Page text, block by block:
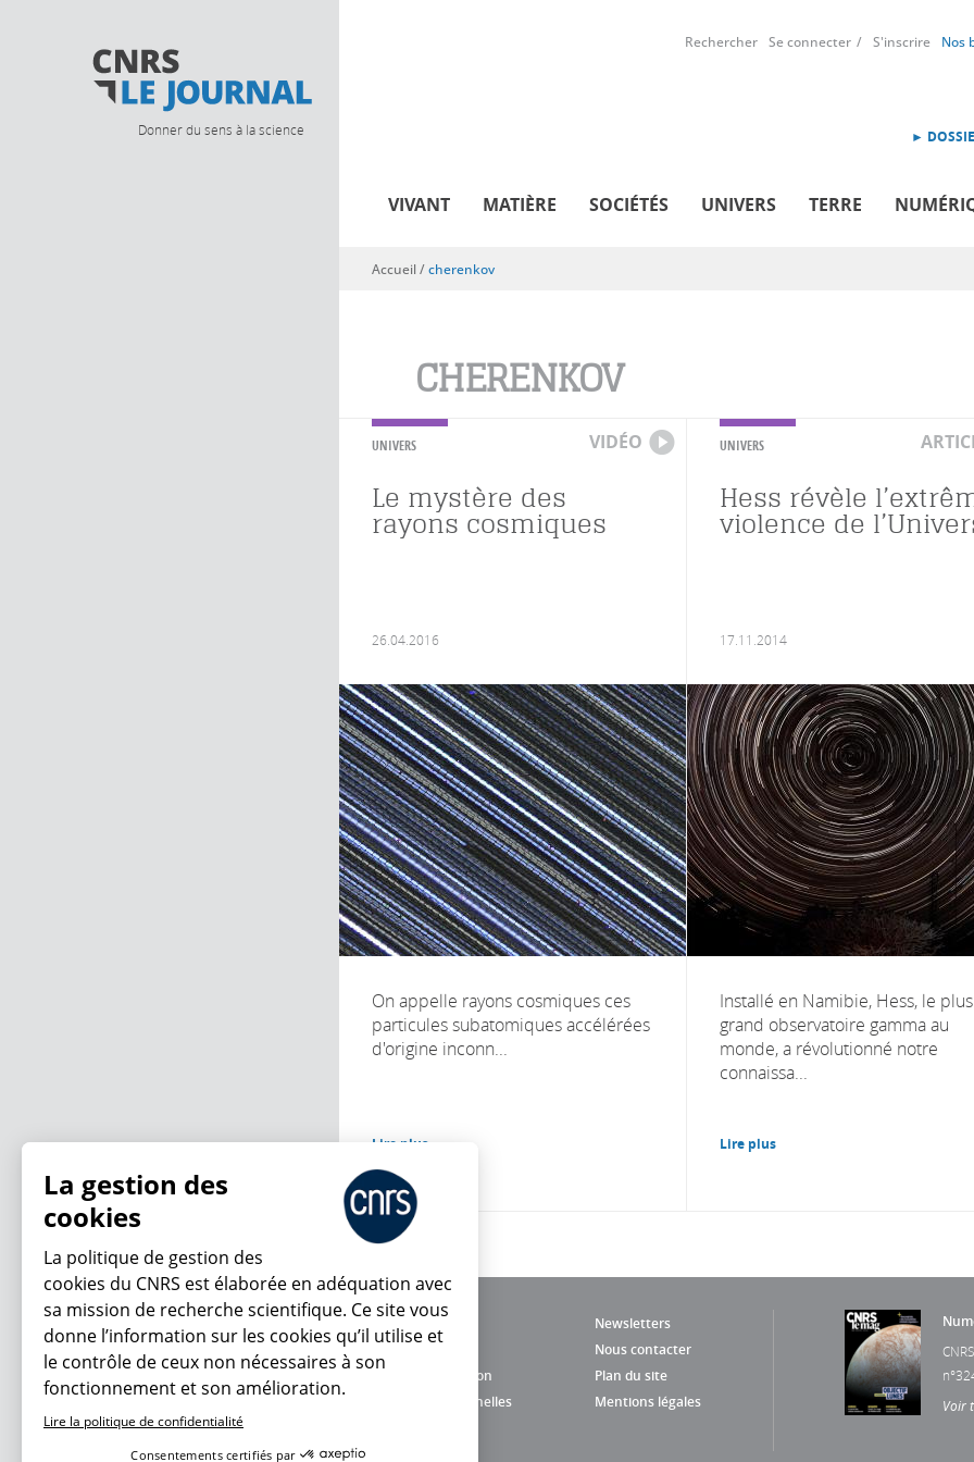
Donner du sens à la science
Rechercher Se connecter S'inscrire Nos
►
VIVANT MATIÈRE SOCIÉTÉS UNIVERS TERRE
Vous êtes ici
Accueil/cherenkov
CHERENKOV
UNIVERS VIDÉO
Le mystère des
rayons cosmiques
26.04.2016
On appelle rayons cosmiques ces
particules subatomiques accélérées
d'origine inconn...
Lire plus
UNIVERS
Hess révèle
violence de
17.11.2014
Installé en Namibie, Hess, le plus
grand observatoire gamma au
monde, a révolutionné notre
connaissa...
Lire plus
Newsletters
Nous contacter
Charte d'utilisation
Plan du site
Données personnelles
Mentions légales
Voir
En ce moment
La gestion des
cookies
La politique de gestion des
cookies du CNRS est élaborée en adéquation avec
sa mission de recherche scientifique. Ce site vous
donne l’information sur les cookies qu’il utilise et
le contrôle de ceux non nécessaires à son
fonctionnement et son amélioration.
Lire la politique de confidentialité
Consentements certifiés par